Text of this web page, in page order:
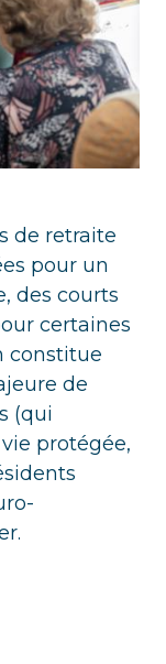
de retraite
pour un
des courts
certaines
constitue
de
(qui
protégée,